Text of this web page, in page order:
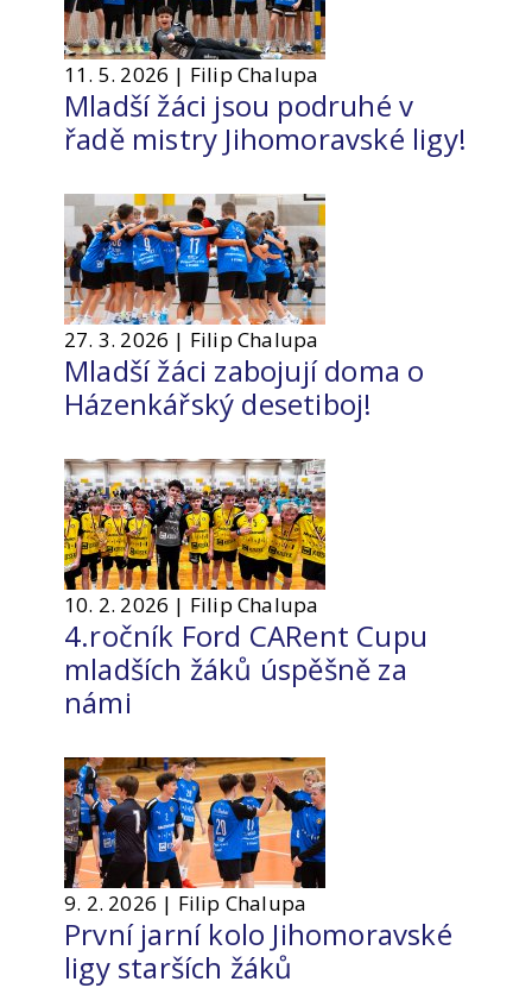
11. 5. 2026 | Filip Chalupa
Mladší žáci jsou podruhé v
řadě mistry Jihomoravské ligy!
27. 3. 2026 | Filip Chalupa
Mladší žáci zabojují doma o
Házenkářský desetiboj!
10. 2. 2026 | Filip Chalupa
4.ročník Ford CARent Cupu
mladších žáků úspěšně za
námi
9. 2. 2026 | Filip Chalupa
První jarní kolo Jihomoravské
ligy starších žáků